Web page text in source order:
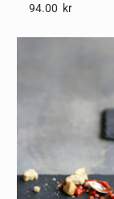
94.00 Kr